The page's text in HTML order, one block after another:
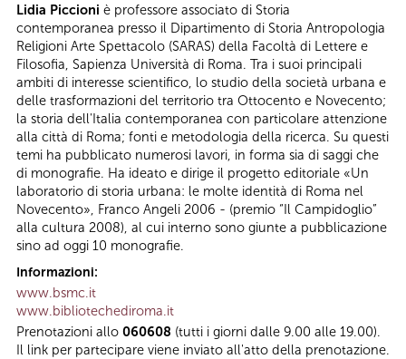
Lidia Piccioni è professore associato di Storia
contemporanea presso il Dipartimento di Storia Antropologia
Religioni Arte Spettacolo (SARAS) della Facoltà di Lettere e
Filosofia, Sapienza Università di Roma. Tra i suoi principali
ambiti di interesse scientifico, lo studio della società urbana e
delle trasformazioni del territorio tra Ottocento e Novecento;
la storia dell'Italia contemporanea con particolare attenzione
alla città di Roma; fonti e metodologia della ricerca. Su questi
temi ha pubblicato numerosi lavori, in forma sia di saggi che
di monografie. Ha ideato e dirige il progetto editoriale «Un
laboratorio di storia urbana: le molte identità di Roma nel
Novecento», Franco Angeli 2006 - (premio “Il Campidoglio”
alla cultura 2008), al cui interno sono giunte a pubblicazione
sino ad oggi 10 monografie.
Informazioni:
www.bsmc.it
www.bibliotechediroma.it
Prenotazioni allo 060608 (tutti i giorni dalle 9.00 alle 19.00).
Il link per partecipare viene inviato all'atto della prenotazione.